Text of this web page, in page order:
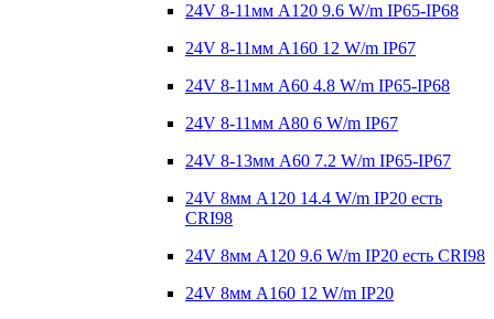
24V 8-11мм A120 9.6 W/m IP65-IP68
24V 8-11мм A160 12 W/m IP67
24V 8-11мм A60 4.8 W/m IP65-IP68
24V 8-11мм A80 6 W/m IP67
24V 8-13мм A60 7.2 W/m IP65-IP67
24V 8мм A120 14.4 W/m IP20 есть
CRI98
24V 8мм A120 9.6 W/m IP20 есть CRI98
24V 8мм A160 12 W/m IP20